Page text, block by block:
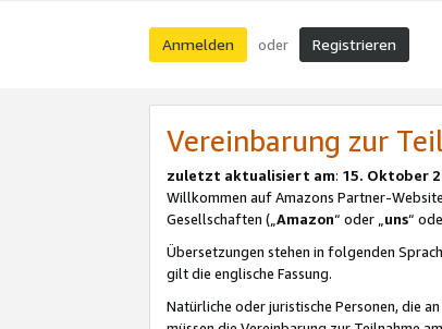
Anmelden oder Registrieren
Vereinbarung zur
zuletzt aktualisiert am: 15. Oktober
Willkommen auf Amazons Partner-
Gesellschaften („Amazon“ oder „uns“
Übersetzungen stehen in folgenden
gilt die englische Fassung.
Natürliche oder juristische Personen, die